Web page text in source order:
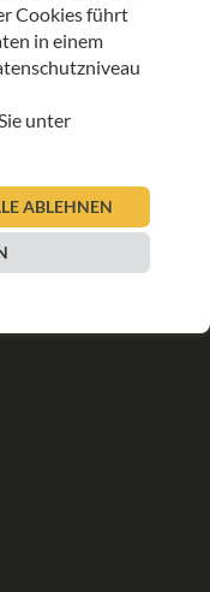
Cookies führt
in einem
unter
ABLEHNEN